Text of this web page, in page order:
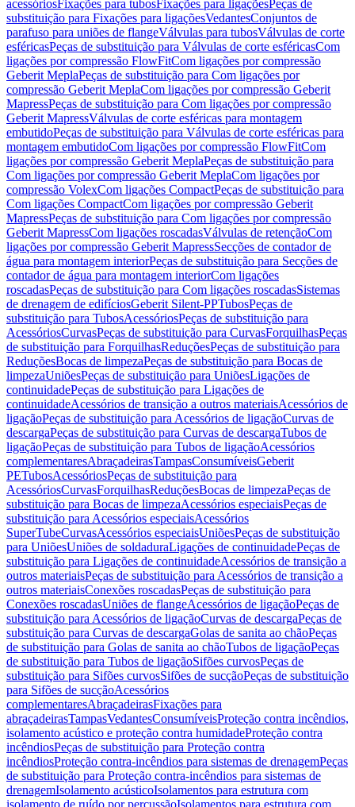
acessóriosFixações para tubosFixações para ligaçõesPeças de
substituição para Fixações para ligaçõesVedantesConjuntos de
parafuso para uniões de flangeVálvulas para tubosVálvulas de corte
esféricasPeças de substituição para Válvulas de corte esféricasCom
ligações por compressão FlowFitCom ligações por compressão
Geberit MeplaPeças de substituição para Com ligações por
compressão Geberit MeplaCom ligações por compressão Geberit
MapressPeças de substituição para Com ligações por compressão
Geberit MapressVálvulas de corte esféricas para montagem
embutidoPeças de substituição para Válvulas de corte esféricas para
montagem embutidoCom ligações por compressão FlowFitCom
ligações por compressão Geberit MeplaPeças de substituição para
Com ligações por compressão Geberit MeplaCom ligações por
compressão VolexCom ligações CompactPeças de substituição para
Com ligações CompactCom ligações por compressão Geberit
MapressPeças de substituição para Com ligações por compressão
Geberit MapressCom ligações roscadasVálvulas de retençãoCom
ligações por compressão Geberit MapressSecções de contador de
água para montagem interiorPeças de substituição para Secções de
contador de água para montagem interiorCom ligações
roscadasPeças de substituição para Com ligações roscadasSistemas
de drenagem de edifíciosGeberit Silent-PPTubosPeças de
substituição para TubosAcessóriosPeças de substituição para
AcessóriosCurvasPeças de substituição para CurvasForquilhasPeças
de substituição para ForquilhasReduçõesPeças de substituição para
ReduçõesBocas de limpezaPeças de substituição para Bocas de
limpezaUniõesPeças de substituição para UniõesLigações de
continuidadePeças de substituição para Ligações de
continuidadeAcessórios de transição a outros materiaisAcessórios de
ligaçãoPeças de substituição para Acessórios de ligaçãoCurvas de
descargaPeças de substituição para Curvas de descargaTubos de
ligaçãoPeças de substituição para Tubos de ligaçãoAcessórios
complementaresAbraçadeirasTampasConsumíveisGeberit
PETubosAcessóriosPeças de substituição para
AcessóriosCurvasForquilhasReduçõesBocas de limpezaPeças de
substituição para Bocas de limpezaAcessórios especiaisPeças de
substituição para Acessórios especiaisAcessórios
SuperTubeCurvasAcessórios especiaisUniõesPeças de substituição
para UniõesUniões de soldaduraLigações de continuidadePeças de
substituição para Ligações de continuidadeAcessórios de transição a
outros materiaisPeças de substituição para Acessórios de transição a
outros materiaisConexões roscadasPeças de substituição para
Conexões roscadasUniões de flangeAcessórios de ligaçãoPeças de
substituição para Acessórios de ligaçãoCurvas de descargaPeças de
substituição para Curvas de descargaGolas de sanita ao chãoPeças
de substituição para Golas de sanita ao chãoTubos de ligaçãoPeças
de substituição para Tubos de ligaçãoSifões curvosPeças de
substituição para Sifões curvosSifões de sucçãoPeças de substituição
para Sifões de sucçãoAcessórios
complementaresAbraçadeirasFixações para
abraçadeirasTampasVedantesConsumíveisProteção contra incêndios,
isolamento acústico e proteção contra humidadeProteção contra
incêndiosPeças de substituição para Proteção contra
incêndiosProteção contra-incêndios para sistemas de drenagemPeças
de substituição para Proteção contra-incêndios para sistemas de
drenagemIsolamento acústicoIsolamentos para estrutura com
isolamento de ruído por percussãoIsolamentos para estrutura com